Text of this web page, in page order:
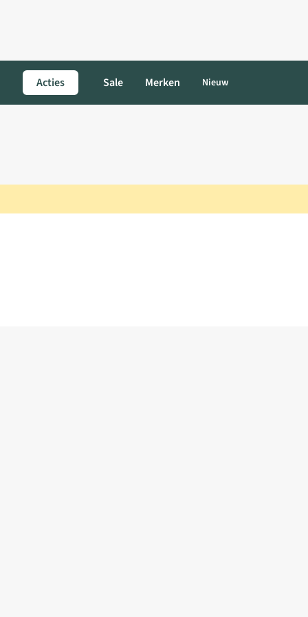
Acties Sale Merken Nieuw